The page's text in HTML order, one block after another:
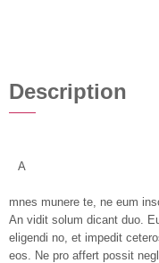
Description
A
mnes munere te, ne eum
An vidit solum dicant duo.
eligendi no, et impedit
eos. Ne pro affert possit